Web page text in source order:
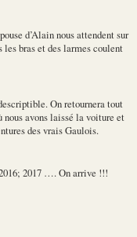
d’Alain nous attendent sur
les bras et des larmes coulent
On retournera tout
nous avons laissé la voiture et
des vrais Gaulois.
2017 …. On arrive !!!